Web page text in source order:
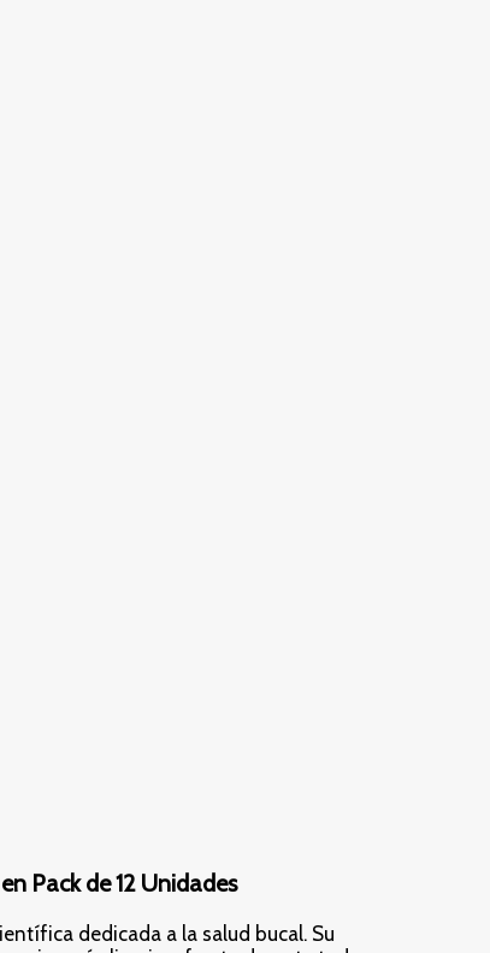
Pack de 12 Unidades
dedicada a la salud bucal. Su